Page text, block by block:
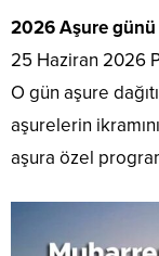
2026 Aşure günü
25 Haziran 2026
O gün aşure
aşurelerin
aşura özel